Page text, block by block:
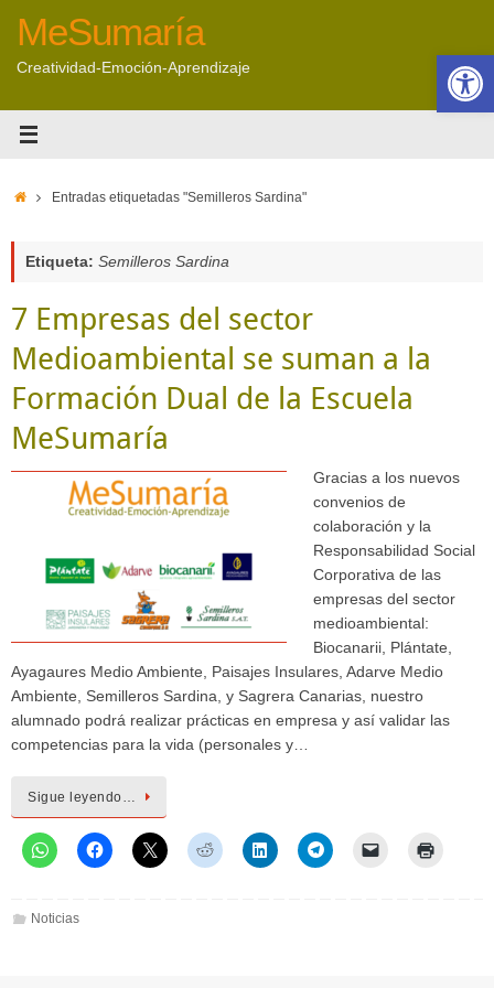
Abrir
contenido
MeSumaría
Creatividad-Emoción-Aprendizaje
InicioEntradas etiquetadas "Semilleros Sardina"
Etiqueta: Semilleros Sardina
7 Empresas del sector
Medioambiental se suman a la
Formación Dual de la Escuela
MeSumaría
Gracias a los nuevos
convenios de
colaboración y la
Responsabilidad Social
Corporativa de las
empresas del sector
medioambiental:
Biocanarii, Plántate,
Ayagaures Medio Ambiente, Paisajes Insulares, Adarve Medio
Ambiente, Semilleros Sardina, y Sagrera Canarias, nuestro
alumnado podrá realizar prácticas en empresa y así validar las
competencias para la vida (personales y…
Sigue leyendo…
Noticias